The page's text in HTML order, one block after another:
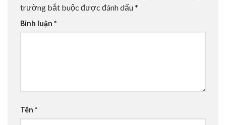
trường bắt buộc được đánh dấu*
Bình luận *
Tên *